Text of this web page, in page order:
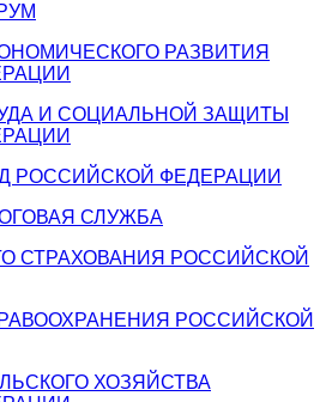
РАЗВИТИЯ
И СОЦИАЛЬНОЙ ЗАЩИТЫ
РОССИЙСКОЙ ФЕДЕРАЦИИ
СЛУЖБА
СТРАХОВАНИЯ РОССИЙСКОЙ
РОССИЙСКОЙ
ХОЗЯЙСТВА